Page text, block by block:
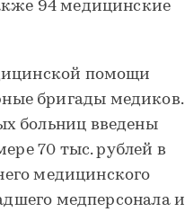
94 медицинские
помощи
бригады медиков.
больниц введены
70 тыс. рублей в
медицинского
медперсонала и